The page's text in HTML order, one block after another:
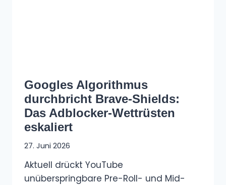
Googles Algorithmus
durchbricht Brave-Shields:
Das Adblocker-Wettrüsten
eskaliert
27. Juni 2026
Aktuell drückt YouTube
unüberspringbare Pre-Roll- und Mid-